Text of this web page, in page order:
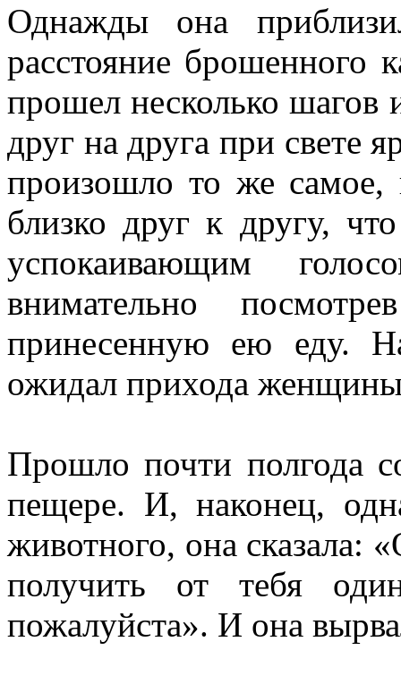
Однажды она
рассто­яние брошенного
прошел не­сколько шагов
друг на друга при
произошло то же самое,
близко друг к другу,
успокаивающим
внимательно
принесенную ею еду.
ожидал прихода
Прошло почти полгода
пе­щере. И, наконец,
животного, она сказала:
получить от тебя
пожалуйста». И она